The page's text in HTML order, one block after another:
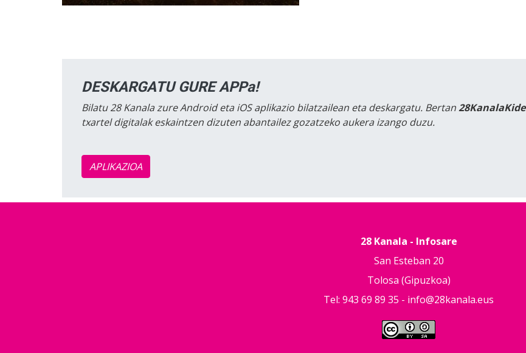
DESKARGATU GURE APPa!
Bilatu 28 Kanala zure Android eta iOS aplikazio bilatzailean eta deskargatu. Bertan28KanalaKide
txartel digitalak eskaintzen dizuten abantailez gozatzeko aukera izango duzu.
APLIKAZIOA
28 Kanala - Infosare
San Esteban 20
Tolosa (Gipuzkoa)
Tel: 943 69 89 35 - info@28kanala.eus